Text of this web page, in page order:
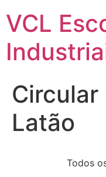
VCL
Circular
Latão
Todos